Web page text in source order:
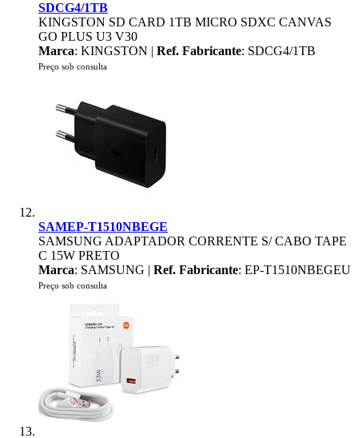
SDCG4/1TB
KINGSTON SD CARD 1TB MICRO SDXC CANVAS
GO PLUS U3 V30
Marca: KINGSTON | Ref. Fabricante: SDCG4/1TB
Preço sob consulta
SAMEP-T1510NBEGE
SAMSUNG ADAPTADOR CORRENTE S/ CABO TAPE
C 15W PRETO
Marca: SAMSUNG | Ref. Fabricante: EP-T1510NBEGEU
Preço sob consulta